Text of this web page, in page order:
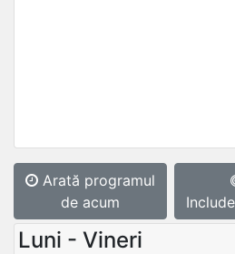
Arată programul
de acum
Luni - Vineri